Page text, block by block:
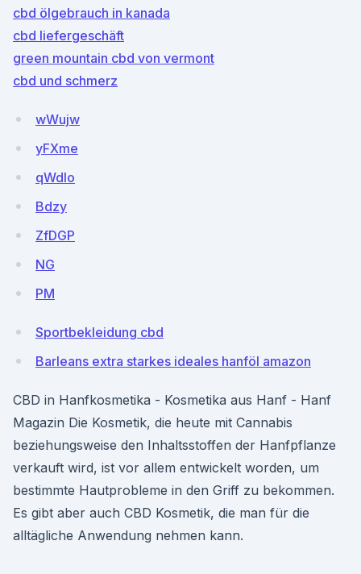
cbd ölgebrauch in kanada
cbd liefergeschäft
green mountain cbd von vermont
cbd und schmerz
wWujw
yFXme
qWdIo
Bdzy
ZfDGP
NG
PM
Sportbekleidung cbd
Barleans extra starkes ideales hanföl amazon
CBD in Hanfkosmetika - Kosmetika aus Hanf - Hanf
Magazin Die Kosmetik, die heute mit Cannabis
beziehungsweise den Inhaltsstoffen der Hanfpflanze
verkauft wird, ist vor allem entwickelt worden, um
bestimmte Hautprobleme in den Griff zu bekommen.
Es gibt aber auch CBD Kosmetik, die man für die
alltägliche Anwendung nehmen kann.